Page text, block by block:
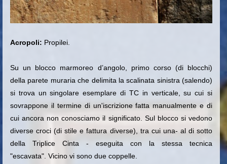
Acropoli: Propilei.
Su un blocco marmoreo d’angolo, primo corso (di blocchi)
della parete muraria che delimita la scalinata sinistra (salendo)
si trova un singolare esemplare di TC in verticale, su cui si
sovrappone il termine di un'iscrizione fatta manualmente e di
cui ancora non conosciamo il significato. Sul blocco si vedono
diverse croci (di stile e fattura diverse), tra cui una- al di sotto
della Triplice Cinta - eseguita con la stessa tecnica
"escavata". Vicino vi sono due coppelle.